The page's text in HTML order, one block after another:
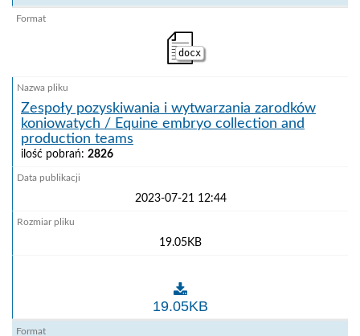
docx
Zespoły pozyskiwania i wytwarzania zarodków
koniowatych / Equine embryo collection and
production teams
ilość pobrań: 2826
2023-07-21 12:44
19.05KB
Zespoły pozyskiwania i wytwarzania zarodków
19.05KB